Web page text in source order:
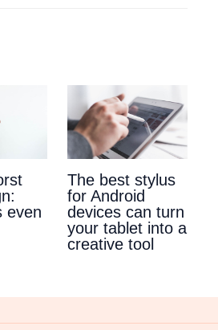
even
The best stylus
for Android
devices can turn
your tablet into a
creative tool